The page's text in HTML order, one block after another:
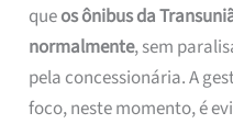
queos ônibus da
normalmente, sem
pela concessionária. A
foco, neste momento, é